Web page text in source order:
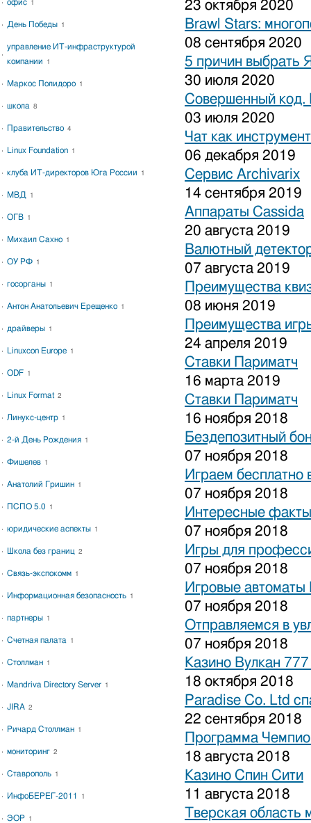
23 октября 2020
Brawl Stars:
08 сентября 2020
5 причин выбрать
30 июля 2020
Совершенный код.
03 июля 2020
Чат как
06 декабря 2019
Сервис Archivarix
14 сентября 2019
Аппараты Cassida
20 августа 2019
Валютный
07 августа 2019
Преимущества
08 июня 2019
Преимущества
24 апреля 2019
Ставки Париматч
16 марта 2019
Ставки Париматч
16 ноября 2018
Бездепозитный
07 ноября 2018
Играем бесплатно
07 ноября 2018
Интересные
07 ноября 2018
Игры для
07 ноября 2018
Игровые автоматы
07 ноября 2018
Отправляемся в
07 ноября 2018
Казино Вулкан
18 октября 2018
Paradise Co. Ltd
22 сентября 2018
Программа
18 августа 2018
Казино Спин Сити
11 августа 2018
Тверская область
офис 1
День Победы 1
управление ИТ-инфраструктурой
компании
1
Маркос Полидоро 1
школа 8
Правительство 4
Linux Foundation 1
клуба ИТ-директоров Юга России 1
МВД 1
ОГВ 1
Михаил Сахно 1
ОУ РФ 1
госорганы 1
Антон Анатольевич Ерещенко 1
драйверы 1
Linuxcon Europe 1
ODF 1
Linux Format 2
Линукс-центр 1
2-й День Рождения 1
Фишелев 1
Анатолий Гришин 1
ПСПО 5.0 1
юридические аспекты 1
Школа без границ 2
Связь-экспокомм 1
Информационная безопасность 1
партнеры 1
Счетная палата 1
Столлман 1
Mandriva Directory Server 1
JIRA 2
Ричард Столлман 1
мониторинг 2
Ставрополь 1
ИнфоБЕРЕГ-2011 1
ЭОР 1